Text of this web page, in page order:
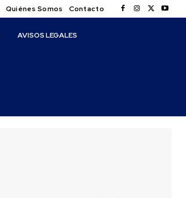
Quiénes Somos Contacto
AVISOS LEGALES